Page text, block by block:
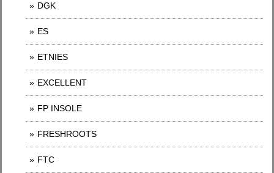
DGK
ES
ETNIES
EXCELLENT
FP INSOLE
FRESHROOTS
FTC